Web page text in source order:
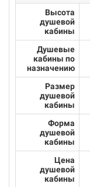
Высота
душевой
кабины
Душевые
кабины по
назначению
Размер
душевой
кабины
Форма
душевой
кабины
Цена
душевой
кабины